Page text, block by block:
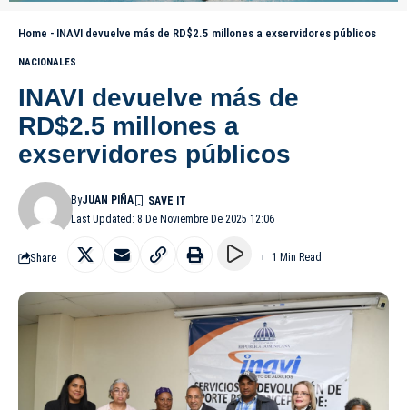
Home - INAVI devuelve más de RD$2.5 millones a exservidores públicos
NACIONALES
INAVI devuelve más de
RD$2.5 millones a
exservidores públicos
Last Updated: 8 De Noviembre De 2025 12:06
ByJUAN PIÑA
Share 1 Min Read